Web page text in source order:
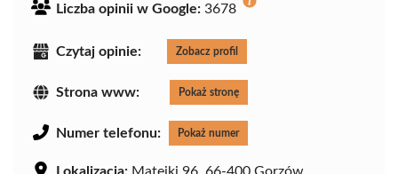
Liczba opinii w Google: 3678
Czytaj opinie: Zobacz profil
Strona www: Pokaż stronę
Numer telefonu: Pokaż numer